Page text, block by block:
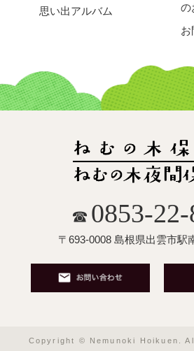
思い出アルバム
の
お
☎ 0853-22-
〒693-0008 島根県出雲市駅
Copyright © Nemunoki Hoikuen.